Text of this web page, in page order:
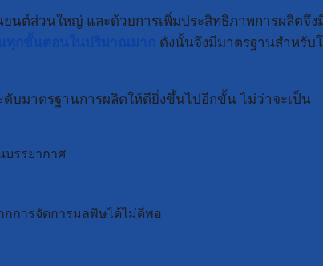
นต์ส่วนใหญ่ และด้วยการเพิ่มประสิทธิภาพการผลิตจึ
ดังนั้นจึงมีมาตรฐานสำหรับ
บมาตรฐานการผลิตให้ดียิ่งขึ้นไปอีกขั้น ไม่ว่าจะเป็น
บรรยากาศ
การจัดการมลพิษได้ไม่ดีพอ